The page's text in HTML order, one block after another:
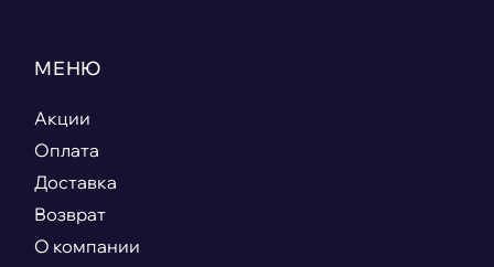
МЕНЮ
Акции
Оплата
Доставка
Возврат
О компании